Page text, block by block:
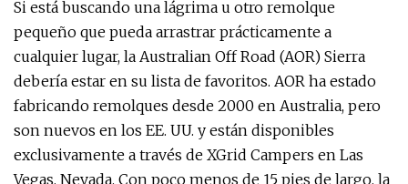
Si está buscando una lágrima u otro remolque
pequeño que pueda arrastrar prácticamente a
cualquier lugar, la Australian Off Road (AOR) Sierra
debería estar en su lista de favoritos. AOR ha estado
fabricando remolques desde 2000 en Australia, pero
son nuevos en los EE. UU. y están disponibles
exclusivamente a través de XGrid Campers en Las
Vegas, Nevada. Con poco menos de 15 pies de largo, la